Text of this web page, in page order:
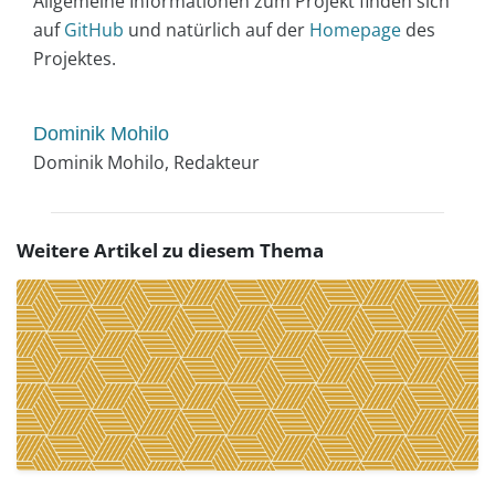
aufGitHub und natürlich auf der Homepage des
Projektes.
Dominik Mohilo
Dominik Mohilo, Redakteur
Weitere Artikel zu diesem Thema